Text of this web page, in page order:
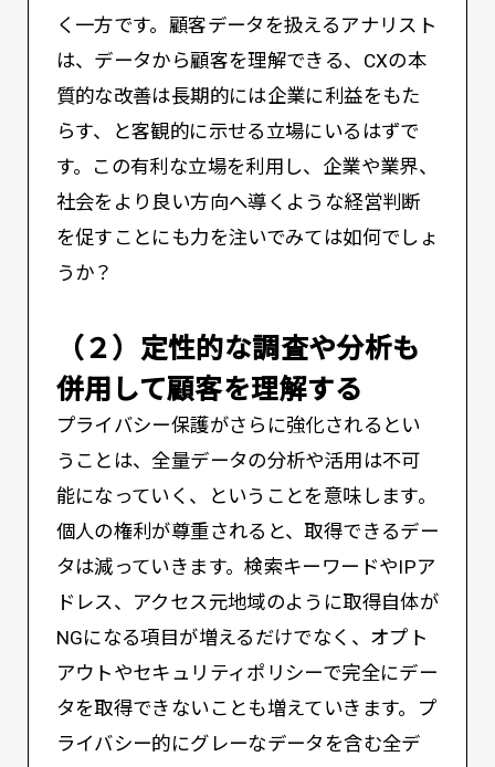
く一方です。顧客データを扱えるアナリスト
は、データから顧客を理解できる、CXの本
質的な改善は長期的には企業に利益をもた
らす、と客観的に示せる立場にいるはずで
す。この有利な立場を利用し、企業や業界、
社会をより良い方向へ導くような経営判断
を促すことにも力を注いでみては如何でしょ
うか？
（２）定性的な調査や分析も
併用して顧客を理解する
プライバシー保護がさらに強化されるとい
うことは、全量データの分析や活用は不可
能になっていく、ということを意味します。
個人の権利が尊重されると、取得できるデー
タは減っていきます。検索キーワードやIPア
ドレス、アクセス元地域のように取得自体が
NGになる項目が増えるだけでなく、オプト
アウトやセキュリティポリシーで完全にデー
タを取得できないことも増えていきます。プ
ライバシー的にグレーなデータを含む全デ